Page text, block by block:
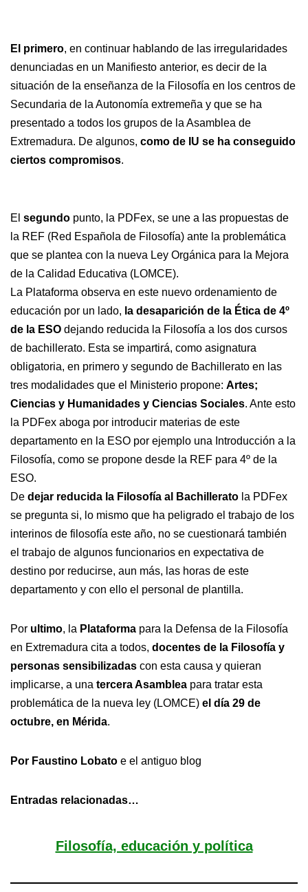
El primero, en continuar hablando de las irregularidades
denunciadas en un Manifiesto anterior, es decir de la
situación de la enseñanza de la Filosofía en los centros de
Secundaria de la Autonomía extremeña y que se ha
presentado a todos los grupos de la Asamblea de
Extremadura. De algunos, como de IU se ha conseguido
ciertos compromisos.
El segundo punto, la PDFex, se une a las propuestas de
la REF (Red Española de Filosofía) ante la problemática
que se plantea con la nueva Ley Orgánica para la Mejora
de la Calidad Educativa (LOMCE).
La Plataforma observa en este nuevo ordenamiento de
educación por un lado, la desaparición de la Ética de 4º
de la ESO dejando reducida la Filosofía a los dos cursos
de bachillerato. Esta se impartirá, como asignatura
obligatoria, en primero y segundo de Bachillerato en las
tres modalidades que el Ministerio propone: Artes;
Ciencias y Humanidades y Ciencias Sociales. Ante esto
la PDFex aboga por introducir materias de este
departamento en la ESO por ejemplo una Introducción a la
Filosofía, como se propone desde la REF para 4º de la
ESO.
De dejar reducida la Filosofía al Bachillerato la PDFex
se pregunta si, lo mismo que ha peligrado el trabajo de los
interinos de filosofía este año, no se cuestionará también
el trabajo de algunos funcionarios en expectativa de
destino por reducirse, aun más, las horas de este
departamento y con ello el personal de plantilla.
Por ultimo, la Plataforma para la Defensa de la Filosofía
en Extremadura cita a todos, docentes de la Filosofía y
personas sensibilizadas con esta causa y quieran
implicarse, a una tercera Asamblea para tratar esta
problemática de la nueva ley (LOMCE) el día 29 de
octubre, en Mérida.
Por Faustino Lobato e el antiguo blog
Entradas relacionadas…
Filosofía, educación y política